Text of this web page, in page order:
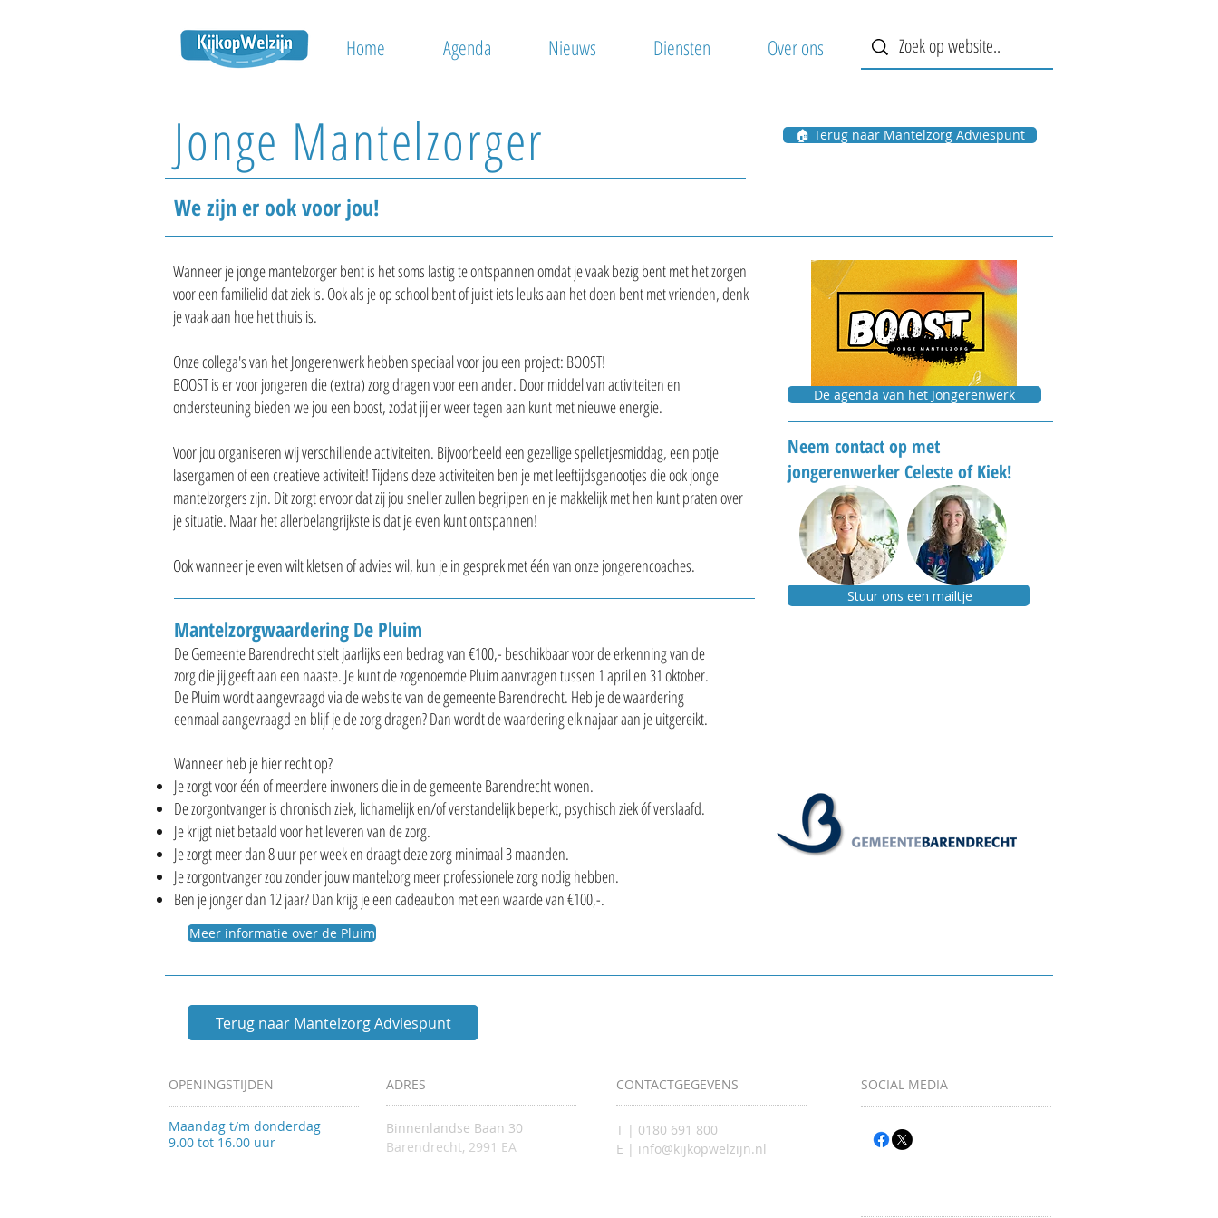
Home Agenda Nieuws Diensten Over ons
Jonge Mantelzorger 🏠 Terug naar Mantelzorg Adviespunt
We zijn er ook voor jou!
Wanneer je jonge mantelzorger bent is het soms lastig te ontspannen omdat je vaak bezig bent met het zorgen
voor een familielid dat ziek is. Ook als je op school bent of juist iets leuks aan het doen bent met vrienden, denk
je vaak aan hoe het thuis is.
Onze collega's van het Jongerenwerk hebben speciaal voor jou een project: BOOST!
BOOST is er voor jongeren die (extra) zorg dragen voor een ander. Door middel van activiteiten en
ondersteuning bieden we jou een boost, zodat jij er weer tegen aan kunt met nieuwe energie.
Voor jou organiseren wij verschillende activiteiten. Bijvoorbeeld een gezellige spelletjesmiddag, een potje
lasergamen of een creatieve activiteit! Tijdens deze activiteiten ben je met leeftijdsgenootjes die ook jonge
mantelzorgers zijn. Dit zorgt ervoor dat zij jou sneller zullen begrijpen en je makkelijk met hen kunt praten over
je situatie. Maar het allerbelangrijkste is dat je even kunt ontspannen!
Ook wanneer je even wilt kletsen of advies wil, kun je in gesprek met één van onze jongerencoaches.
De agenda van het Jongerenwerk
Neem contact op met
jongerenwerker Celeste of Kiek!
Stuur ons een mailtje
Mantelzorgwaardering De Pluim
De Gemeente Barendrecht stelt jaarlijks een bedrag van €100,- beschikbaar voor de erkenning van de
zorg die jij geeft aan een naaste. Je kunt de zogenoemde Pluim aanvragen tussen 1 april en 31 oktober.
De Pluim wordt aangevraagd via de website van de gemeente Barendrecht. Heb je de waardering
eenmaal aangevraagd en blijf je de zorg dragen? Dan wordt de waardering elk najaar aan je uitgereikt.
Wanneer heb je hier recht op?
Je zorgt voor één of meerdere inwoners die in de gemeente Barendrecht wonen.
De zorgontvanger is chronisch ziek, lichamelijk en/of verstandelijk beperkt, psychisch ziek óf verslaafd.
Je krijgt niet betaald voor het leveren van de zorg.
Je zorgt meer dan 8 uur per week en draagt deze zorg minimaal 3 maanden.
Je zorgontvanger zou zonder jouw mantelzorg meer professionele zorg nodig hebben.
Ben je jonger dan 12 jaar? Dan krijg je een cadeaubon met een waarde van €100,-.
Meer informatie over de Pluim
Terug naar Mantelzorg Adviespunt
OPENINGSTIJDEN
Maandag t/m donderdag
9.00 tot 16.00 uur
ADRES
Binnenlandse Baan 30
Barendrecht, 2991 EA
CONTACTGEGEVENS
T | 0180 691 800
E | info@kijkopwelzijn.nl
SOCIAL MEDIA